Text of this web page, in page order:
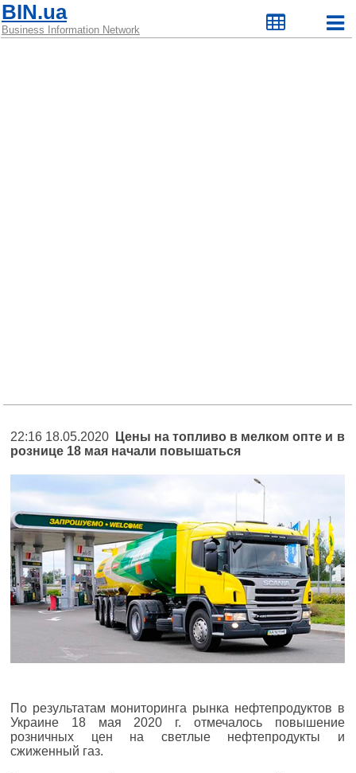
BIN.ua
Business Information Network
22:16 18.05.2020
Цены на топливо в мелком опте и в
рознице 18 мая начали повышаться
По результатам мониторинга рынка нефтепродуктов в
Украине 18 мая 2020 г. отмечалось повышение
розничных цен на светлые нефтепродукты и
сжиженный газ.